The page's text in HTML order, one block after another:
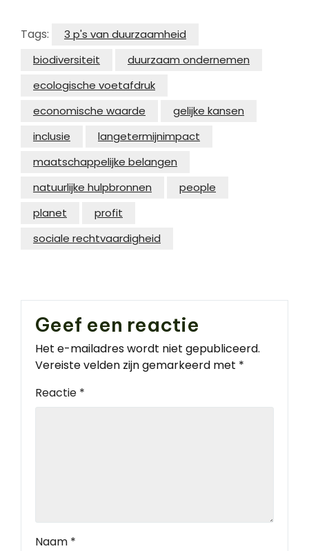
Tags:
3 p's van duurzaamheid
biodiversiteit
duurzaam ondernemen
ecologische voetafdruk
economische waarde
gelijke kansen
inclusie
langetermijnimpact
maatschappelijke belangen
natuurlijke hulpbronnen
people
planet
profit
sociale rechtvaardigheid
Geef een reactie
Het e-mailadres wordt niet gepubliceerd.
Vereiste velden zijn gemarkeerd met *
Reactie *
Naam *